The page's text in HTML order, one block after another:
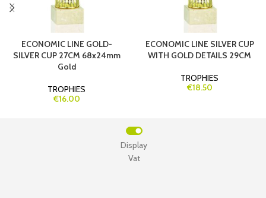
ECONOMIC LINE GOLD-
SILVER CUP 27CM 68x24mm
Gold
TROPHIES
€16.00
ECONOMIC LINE SILVER CUP
WITH GOLD DETAILS 29CM
TROPHIES
€18.50
Vat
Display